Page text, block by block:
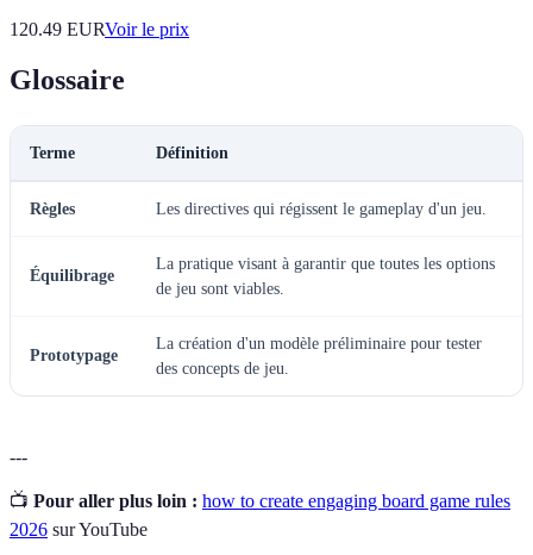
120.49 EURVoir le prix
Glossaire
Terme Définition
Règles Les directives qui régissent le gameplay d'un jeu.
Équilibrage
La pratique visant à garantir que toutes les options
de jeu sont viables.
Prototypage
La création d'un modèle préliminaire pour tester
des concepts de jeu.
---
📺 Pour aller plus loin : how to create engaging board game rules
2026 sur YouTube